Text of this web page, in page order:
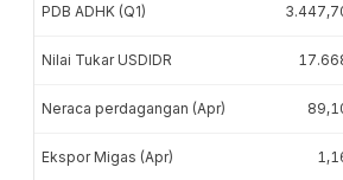
PDB ADHK (Q1)
Nilai Tukar USDIDR
Neraca perdagangan (Apr)
Ekspor Migas (Apr)